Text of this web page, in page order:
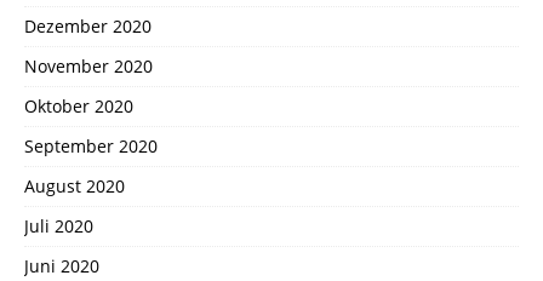
Dezember 2020
November 2020
Oktober 2020
September 2020
August 2020
Juli 2020
Juni 2020